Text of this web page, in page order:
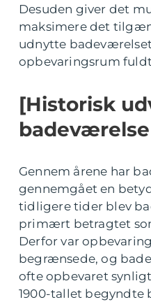
Desuden giver det
maksimere det
udnytte
opbevaringsrum
[Historisk
Gennem årene har
gennemgået en
tidligere tider blev
primært betragtet
Derfor var
begrænsede, og
ofte opbevaret
1900-tallet begyndte